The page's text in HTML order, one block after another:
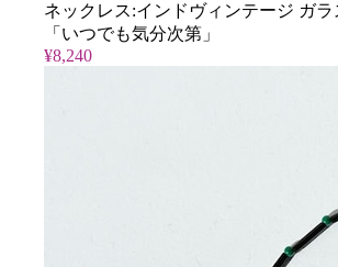
ネックレス:インドヴィンテージ ガ
「いつでも気分次第」
¥8,240